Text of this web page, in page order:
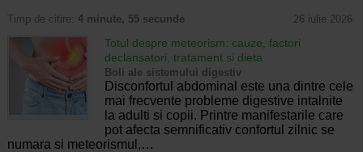
Timp de citire: 4 minute, 55 secunde 26 iulie 2026
Totul despre meteorism: cauze, factori
declansatori, tratament si dieta
Boli ale sistemului digestiv
Disconfortul abdominal este una dintre cele
mai frecvente probleme digestive intalnite
la adulti si copii. Printre manifestarile care
pot afecta semnificativ confortul zilnic se
numara si meteorismul,…